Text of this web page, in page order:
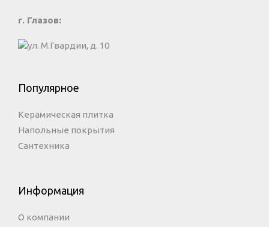
г. Глазов:
ул. М.Гвардии, д. 10
Популярное
Керамическая плитка
Напольные покрытия
Сантехника
Информация
О компании